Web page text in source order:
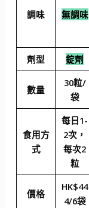
調味 無調味
劑型
錠劑
數量
30粒/
袋
食用方
式
每日1-
2次，
每次2
粒
價格
HK$44
4/6袋